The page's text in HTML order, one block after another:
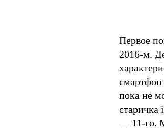
Первое
2016-м.
смартфон
пока не
старичка
— 11-го.